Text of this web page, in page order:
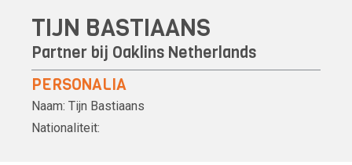
TIJN BASTIAANS
Partner bij Oaklins Netherlands
PERSONALIA
Naam: Tijn Bastiaans
Nationaliteit: